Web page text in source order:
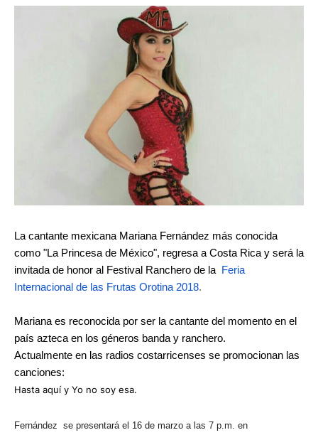
La cantante mexicana Mariana Fernández más conocida
como "La Princesa de México", regresa a Costa Rica y será la
invitada de honor al Festival Ranchero de la Feria
Internacional de las Frutas Orotina 2018.
Mariana es reconocida por ser la cantante del momento en el
país azteca en los géneros banda y ranchero.
Actualmente en las radios costarricenses se promocionan las
canciones:
Hasta aquí y Yo no soy esa.
Fernández se presentará el 16 de marzo a las 7 p.m. en